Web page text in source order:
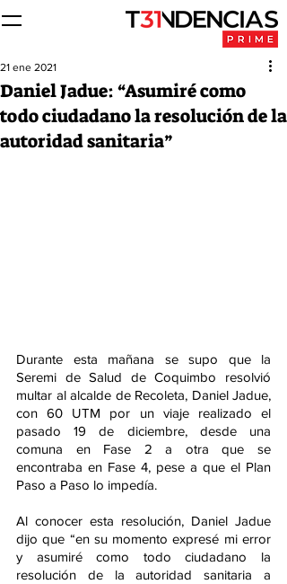
Daniel Jadue: “Asumiré como
todo ciudadano la resolución de la
autoridad sanitaria”
21 ene 2021
Durante esta mañana se supo que la
Seremi de Salud de Coquimbo resolvió
multar al alcalde de Recoleta, Daniel Jadue,
con 60 UTM por un viaje realizado el
pasado 19 de diciembre, desde una
comuna en Fase 2 a otra que se
encontraba en Fase 4, pese a que el Plan
Paso a Paso lo impedía.
Al conocer esta resolución, Daniel Jadue
dijo que “en su momento expresé mi error
y asumiré como todo ciudadano la
resolución de la autoridad sanitaria a